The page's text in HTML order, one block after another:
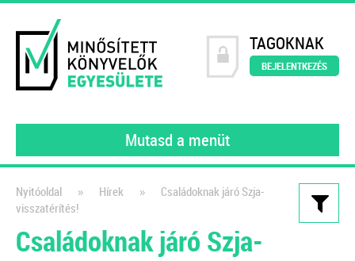
TAGOKNAK
BEJELENTKEZÉS
Mutasd a menüt
Könyvelői szerződésminta
Nyitóoldal » Hírek »
Családoknak járó Szja-
visszatérítés!
Családoknak járó Szja-